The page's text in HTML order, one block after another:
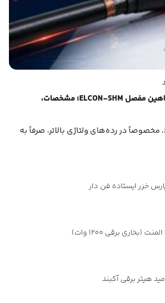
مفصل حرارتی ۳۶ کیلوولت شاهین مفصل ELCON-SHM؛ مشخصات،
در رده‌های ولتاژی بالاتر، صرفاً به
خزر ایستاده فن دار
هیتر برقی آکبند